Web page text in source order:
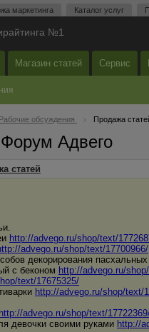
маркетинга Каталог услуг
№1
Магазин статей Сервис
Рабочие обсуждения Продажа
Адвего
статей
http://advego.ru/shop/text/
advego.ru/shop/text/17700966/
декорирования
с беконом http://advego.ru/
text/17675325/
http://advego.ru/shop/text/
http://advego.ru/shop/text/
девочки своими руками http://